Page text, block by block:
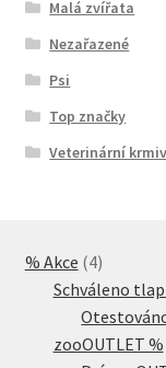
Malá zvířata
Nezařazené
Psi
Top značky
Veterinární
% Akce 44
produkty
Schváleno
zooOUTLET %